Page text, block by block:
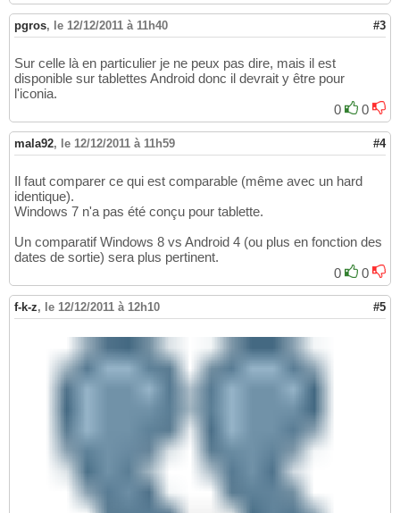
pgros, le 12/12/2011 à 11h40 #3
Sur celle là en particulier je ne peux pas dire, mais il est
disponible sur tablettes Android donc il devrait y être pour
l'iconia.
0
0
mala92, le 12/12/2011 à 11h59 #4
Il faut comparer ce qui est comparable (même avec un hard
identique).
Windows 7 n'a pas été conçu pour tablette.
Un comparatif Windows 8 vs Android 4 (ou plus en fonction des
dates de sortie) sera plus pertinent.
0
0
f-k-z, le 12/12/2011 à 12h10 #5